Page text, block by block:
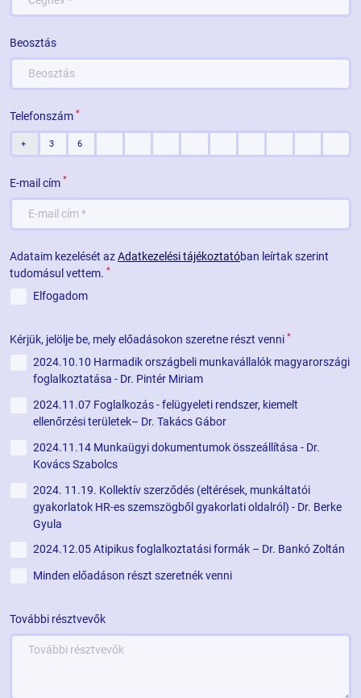
Beosztás
Telefonszám *
E-mail cím *
Adataim kezelését azAdatkezelési tájékoztatóban leírtak szerint
tudomásul vettem. *
Elfogadom
Kérjük, jelölje be, mely előadásokon szeretne részt venni *
2024.10.10 Harmadik országbeli munkavállalók magyarországi
foglalkoztatása - Dr. Pintér Miriam
2024.11.07 Foglalkozás - felügyeleti rendszer, kiemelt
ellenőrzési területek– Dr. Takács Gábor
2024.11.14 Munkaügyi dokumentumok összeállítása - Dr.
Kovács Szabolcs
2024. 11.19. Kollektív szerződés (eltérések, munkáltatói
gyakorlatok HR-es szemszögből gyakorlati oldalról) - Dr. Berke
Gyula
2024.12.05 Atipikus foglalkoztatási formák – Dr. Bankó Zoltán
Minden előadáson részt szeretnék venni
További résztvevők